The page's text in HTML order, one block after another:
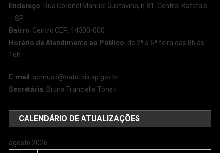
Endereço: Rua Coronel Manuel Gustavino, n.81. Centro, Batatais
– SP
Bairro: Centro CEP: 14300-000
Horário de Atendimento ao Público: de 2ª a 6ª feira das 8h às
16h
E-mail :semusa@batatais.sp.gov.br
Secretária: Bruna Francielle Toneti
CALENDÁRIO DE ATUALIZAÇÕES
agosto 2026